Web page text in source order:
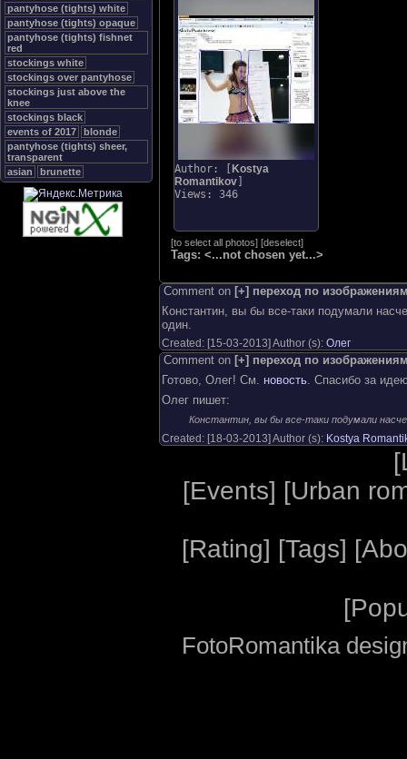
pantyhose (tights) white
pantyhose (tights) opaque
pantyhose (tights) fishnet
red
stockings white
stockings over pantyhose
stockings just above the
knee
stockings black
events of 2017
blonde
pantyhose (tights) sheer,
transparent
asian
brunette Author: [
Kostya
Romantikov
Views: 346
[to select all photos] [deselect]
Tags: <...not chosen yet...>
Comment on [+] переход по
Константин, вы бы все-таки подумали
один.
Created: [15-03-2013] Author (s): Олег
Comment on [+] переход по
Готово, Олег! См. новость. Спасибо за
Олег пишет:
Константин, вы бы все-таки подумали
Created: [18-03-2013] Author (s): Kostya
[
[Events] [Urban
[Rating] [Tags] [
[
FotoRomantika